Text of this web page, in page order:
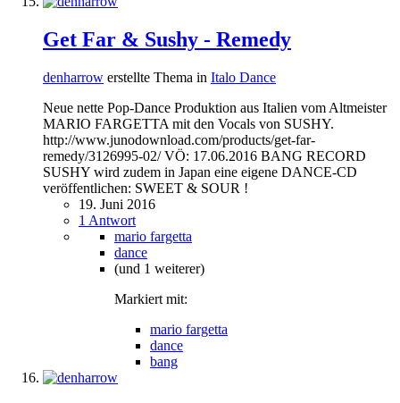
Get Far & Sushy - Remedy
denharrow erstellte Thema in Italo Dance
Neue nette Pop-Dance Produktion aus Italien vom Altmeister
MARIO FARGETTA mit den Vocals von SUSHY.
http://www.junodownload.com/products/get-far-
remedy/3126995-02/ VÖ: 17.06.2016 BANG RECORD
SUSHY wird zudem in Japan eine eigene DANCE-CD
veröffentlichen: SWEET & SOUR !
19. Juni 2016
1 Antwort
mario fargetta
dance
(und 1 weiterer)
Markiert mit:
mario fargetta
dance
bang